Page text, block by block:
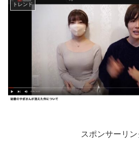
トレンド
スポンサーリン